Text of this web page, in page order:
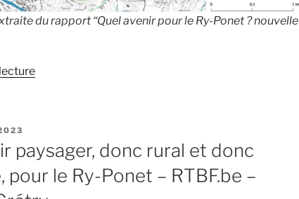
du rapport “Quel avenir pour le Ry-Ponet ? nouvelle
de
l’étude
sur
paysager, donc rural et donc
pour le Ry-Ponet – RTBF.be –